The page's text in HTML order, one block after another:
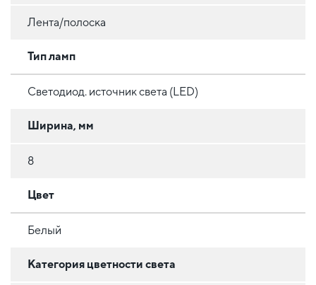
Лента/полоска
Тип ламп
Светодиод. источник света (LED)
Ширина, мм
8
Цвет
Белый
Категория цветности света